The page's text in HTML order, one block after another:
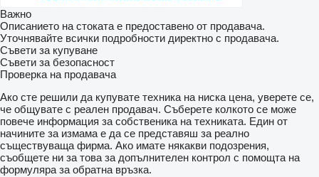
Важно
Описанието на стоката е предоставено от продавача.
Уточнявайте всички подробности директно с продавача.
Съвети за купуване
Съвети за безопасност
Проверка на продавача
Ако сте решили да купувате техника на ниска цена, уверете се,
че общувате с реален продавач. Съберете колкото се може
повече информация за собственика на техниката. Един от
начините за измама е да се представяш за реално
съществуваща фирма. Ако имате някакви подозрения,
съобщете ни за това за допълнителен контрол с помощта на
формуляра за обратна връзка.